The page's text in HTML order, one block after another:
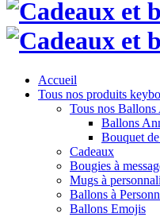
Accueil
Tous nos produits
Tous nos Ballons
Ballons
Bouquet
Cadeaux
Bougies à
Mugs à
Ballons à
Ballons Emojis